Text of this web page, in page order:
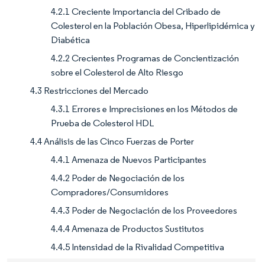
4.2.1 Creciente Importancia del Cribado de
Colesterol en la Población Obesa, Hiperlipidémica y
Diabética
4.2.2 Crecientes Programas de Concientización
sobre el Colesterol de Alto Riesgo
4.3 Restricciones del Mercado
4.3.1 Errores e Imprecisiones en los Métodos de
Prueba de Colesterol HDL
4.4 Análisis de las Cinco Fuerzas de Porter
4.4.1 Amenaza de Nuevos Participantes
4.4.2 Poder de Negociación de los
Compradores/Consumidores
4.4.3 Poder de Negociación de los Proveedores
4.4.4 Amenaza de Productos Sustitutos
4.4.5 Intensidad de la Rivalidad Competitiva